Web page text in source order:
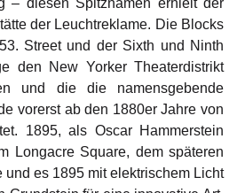
– diesen Spitznamen erhielt der
der Leuchtreklame. Die Blocks
Street und der Sixth und Ninth
den New Yorker Theaterdistrikt
und die die namensgebende
vorerst ab den 1880er Jahre von
1895, als Oscar Hammerstein
Longacre Square, dem späteren
und es 1895 mit elektrischem Licht